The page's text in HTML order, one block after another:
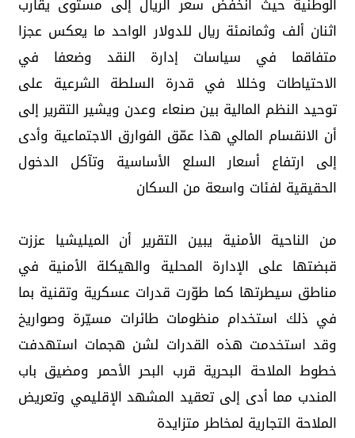
الوطنية حيث انخفض سعر الريال إلى مستوى يقارب
اثنان ألف وثمانمئة ريال للدولار الواحد ما يعكس عجزا
متفاقما في سياسات إدارة النقد وضعفا في
الاحتياطات وخللا في قدرة السلطة الشرعية على
توحيد النظم المالية بين صنعاء وعدن ويشير التقرير إلى
أن الانقسام المالي هذا عمّق الفوارق الاجتماعية وأدى
إلى ارتفاع أسعار السلع الأساسية وتآكل الدخول
الحقيقية لفئات واسعة من السكان
من الناحية الأمنية يبين التقرير أن الميليشيا عززت
قبضتها على الإدارة المحلية والهيكلة الأمنية في
مناطق سيطرتها كما طوّرت قدرات عسكرية وتقنية بما
في ذلك استخدام منظومات طائرات مسيّرة وصواريخ
وقد استخدمت هذه القدرات لشن هجمات استهدفت
خطوط الملاحة البحرية قرب البحر الأحمر ومضيق باب
المندب مما أدى إلى تعقيد المشهد الإقليمي وتعريض
الملاحة التجارية لمخاطر متزايدة